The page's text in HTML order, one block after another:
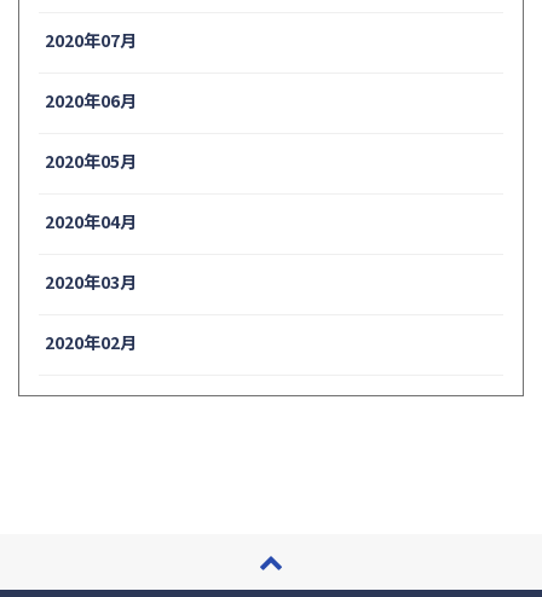
2020年07月
2020年06月
2020年05月
2020年04月
2020年03月
2020年02月